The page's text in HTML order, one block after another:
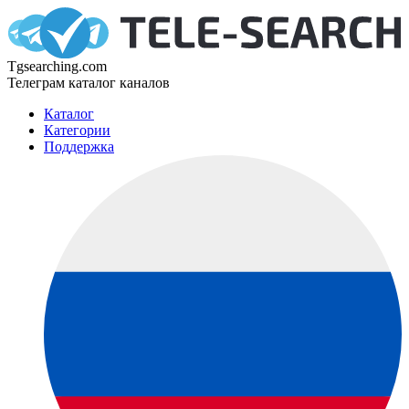
Tgsearching.com
Телеграм каталог каналов
Каталог
Категории
Поддержка